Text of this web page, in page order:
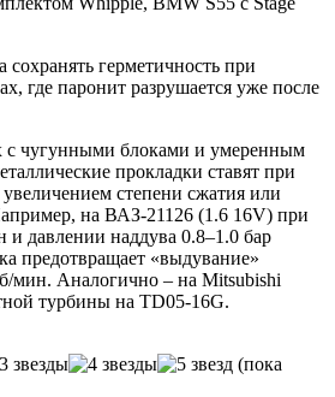
сохранять герметичность при
где паронит разрушается уже после
с чугунными блоками и умеренным
прокладки ставят при
степени сжатия или
на ВАЗ-21126 (1.6 16V) при
и давлении наддува 0.8–1.0 бар
предотвращает «выдувание»
мин. Аналогично – на Mitsubishi
турбины на TD05-16G.
(пока